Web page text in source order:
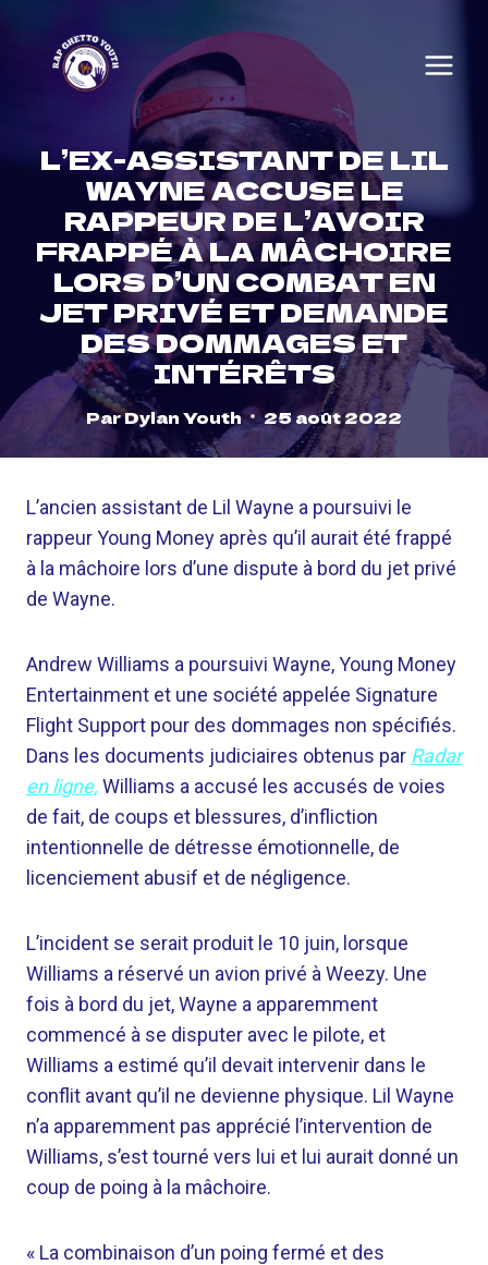
content
L’EX-ASSISTANT DE LIL
WAYNE ACCUSE LE
RAPPEUR DE L’AVOIR
FRAPPÉ À LA MÂCHOIRE
LORS D’UN COMBAT EN
JET PRIVÉ ET DEMANDE
DES DOMMAGES ET
INTÉRÊTS
ParDylan Youth 25 août 2022
L’ancien assistant de Lil Wayne a poursuivi le
rappeur Young Money après qu’il aurait été frappé
à la mâchoire lors d’une dispute à bord du jet privé
de Wayne.
Andrew Williams a poursuivi Wayne, Young Money
Entertainment et une société appelée Signature
Flight Support pour des dommages non spécifiés.
Dans les documents judiciaires obtenus par Radar
en ligne, Williams a accusé les accusés de voies
de fait, de coups et blessures, d’infliction
intentionnelle de détresse émotionnelle, de
licenciement abusif et de négligence.
L’incident se serait produit le 10 juin, lorsque
Williams a réservé un avion privé à Weezy. Une
fois à bord du jet, Wayne a apparemment
commencé à se disputer avec le pilote, et
Williams a estimé qu’il devait intervenir dans le
conflit avant qu’il ne devienne physique. Lil Wayne
n’a apparemment pas apprécié l’intervention de
Williams, s’est tourné vers lui et lui aurait donné un
coup de poing à la mâchoire.
« La combinaison d’un poing fermé et des